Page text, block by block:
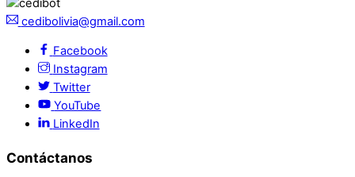
cedibolivia@gmail.com
Facebook
Instagram
Twitter
YouTube
LinkedIn
Contáctanos